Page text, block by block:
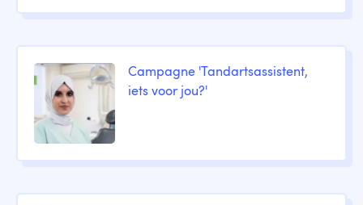
Campagne 'Tandartsassistent,
iets voor jou?'